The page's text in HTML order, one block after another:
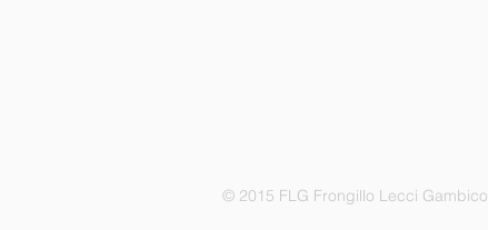
© 2015 FLG Frongillo Lecci